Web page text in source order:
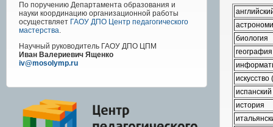
По поручению Департамента образования и
науки координацию организационной работы
осуществляет ГАОУ ДПО Центр педагогического
мастерства.
Научный руководитель ГАОУ ДПО ЦПМ
Иван Валериевич Ященко
iv@mosolymp.ru
биология
география
история